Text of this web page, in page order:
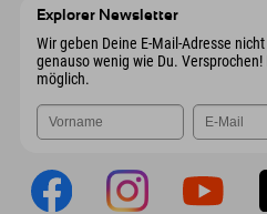
Explorer Newsletter
Wir geben Deine E-Mail-Adresse
genauso wenig wie Du.
möglich.